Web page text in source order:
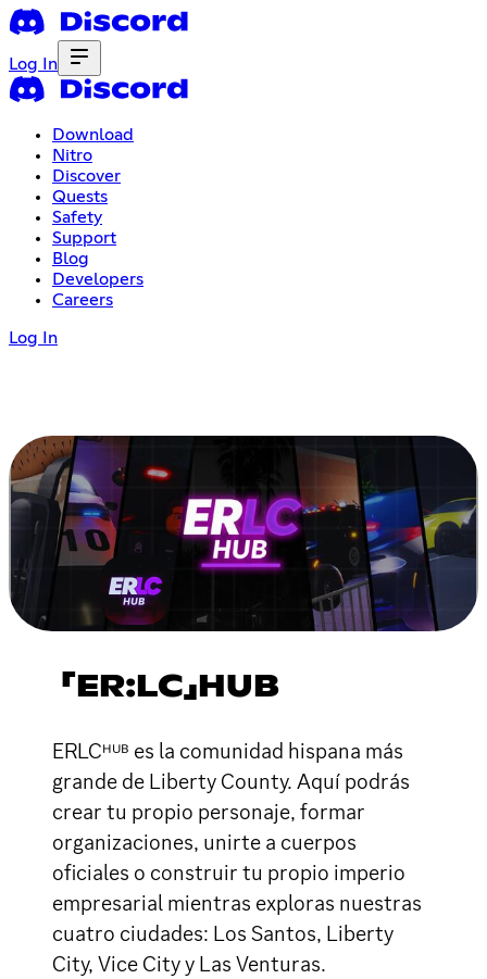
Log In
Download
Nitro
Discover
Quests
Safety
Support
Blog
Developers
Careers
Log In
「ER:LC」HUB
ERLCᴴᵁᴮ es la comunidad hispana más
grande de Liberty County. Aquí podrás
crear tu propio personaje, formar
organizaciones, unirte a cuerpos
oficiales o construir tu propio imperio
empresarial mientras exploras nuestras
cuatro ciudades: Los Santos, Liberty
City, Vice City y Las Venturas.